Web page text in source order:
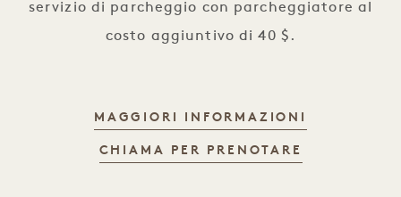
servizio di parcheggio con parcheggiatore al
costo aggiuntivo di 40 $.
MAGGIORI INFORMAZIONI
CHIAMA PER PRENOTARE